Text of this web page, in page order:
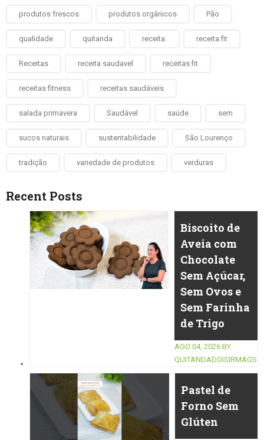
produtos frescos produtos orgânicos Pão
qualidade quitanda receita. receita fit
Receitas receita saudavel receitas fit
receitas fitness receitas saudáveis
salada primavera Saudável saúde sem
sucos naturais sustentabilidade São Lourenço
tradição variedade de produtos verduras
Recent Posts
Biscoito de
Aveia com
Chocolate
Sem Açúcar,
Sem Ovos e
Sem Farinha
de Trigo
AGO 04, 2026 BY
QUITANDADOISIRMAOS
Pastel de
Forno Sem
Glúten